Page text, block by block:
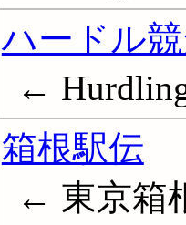
ハードル
←
箱根駅伝
← 東京箱